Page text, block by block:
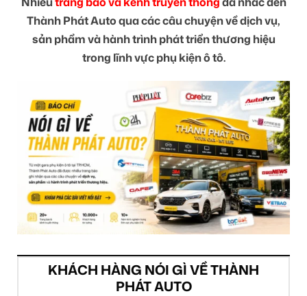
Thành Phát Auto qua các câu chuyện về dịch vụ,
sản phẩm và hành trình phát triển thương hiệu
trong lĩnh vực phụ kiện ô tô.
KHÁCH HÀNG NÓI GÌ VỀ THÀNH
PHÁT AUTO